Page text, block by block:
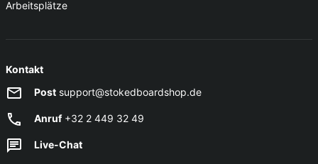
Arbeitsplätze
Kontakt
Post support@stokedboardshop.de
Anruf+32 2 449 32 49
Live-Chat